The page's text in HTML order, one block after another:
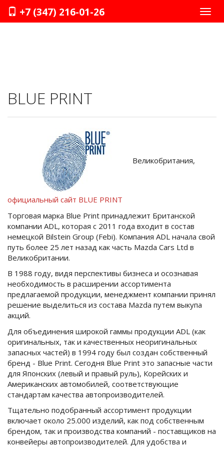
+7 (347) 216-01-26
BLUE PRINT
Великобритания,
официальный сайт BLUE PRINT
Торговая марка Blue Print принадлежит Британской
компании ADL, которая с 2011 года входит в состав
немецкой Bilstein Group (Febi). Компания ADL начала свой
путь более 25 лет назад как часть Mazda Cars Ltd в
Великобритании.
В 1988 году, видя перспективы бизнеса и осознавая
необходимость в расширении ассортимента
предлагаемой продукции, менеджмент компании принял
решение выделиться из состава Mazda путем выкупа
акций.
Для объединения широкой гаммы продукции ADL (как
оригинальных, так и качественных неоригинальных
запасных частей) в 1994 году был создан собственный
бренд - Blue Print. Сегодня Blue Print это запасные части
для Японских (левый и правый руль), Корейских и
Американских автомобилей, соответствующие
стандартам качества автопроизводителей.
Тщательно подобранный ассортимент продукции
включает около 25.000 изделий, как под собственным
брендом, так и производства компаний - поставщиков на
конвейеры автопроизводителей. Для удобства и